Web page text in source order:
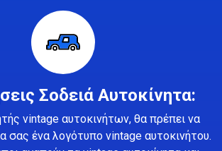
Σοδειά Αυτοκίνητα:
vintage αυτοκινήτων, θα πρέπει να
σας ένα λογότυπο vintage αυτοκινήτου.